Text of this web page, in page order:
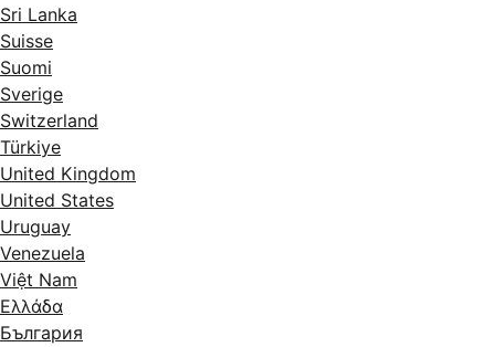
Sri Lanka
Suisse
Suomi
Sverige
Switzerland
Türkiye
United Kingdom
United States
Uruguay
Venezuela
Việt Nam
Ελλάδα
България